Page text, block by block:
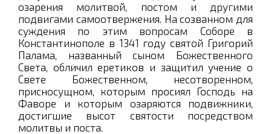
озарения молитвой, постом и другими
подвигами самоотвержения. На созванном для
суждения по этим вопросам Соборе в
Константинополе в 1341 году святой Григорий
Палама, названный сыном Божественного
Света, обличил еретиков и защитил учение о
Свете Божественном, несотворенном,
присносущном, которым просиял Господь на
Фаворе и которым озаряются подвижники,
достигшие высот святости посредством
молитвы и поста.